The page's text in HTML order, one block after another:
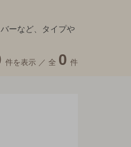
ーなど、タイプや
件を表示 ／ 全 0 件